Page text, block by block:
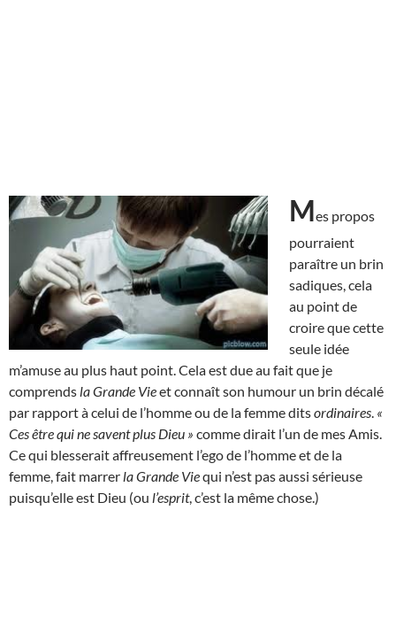
Mes propos
pourraient
paraître un brin
sadiques, cela
au point de
croire que cette
seule idée
m’amuse au plus haut point. Cela est due au fait que je
comprends la Grande Vieet connaît son humour un brin décalé
par rapport à celui de l’homme ou de la femme ditsordinaires «
Ces être qui ne savent plus Dieu » comme dirait l’un de mes Amis.
Ce qui blesserait affreusement l’ego de l’homme et de la
femme, fait marrer la Grande Viequi n’est pas aussi sérieuse
puisqu’elle est Dieu (ou l’esprit, c’est la même chose.)